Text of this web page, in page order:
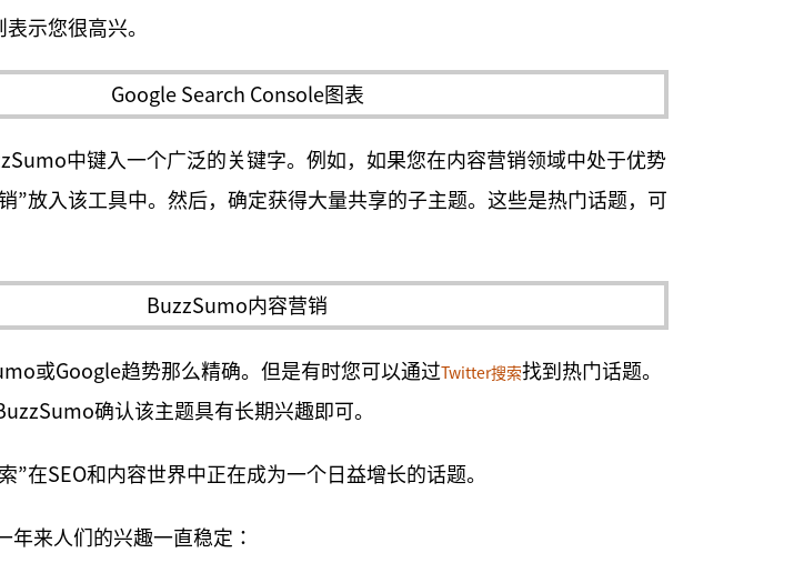
示您很高兴。
中键入一个广泛的关键字。例如，如果您在内容营销领域中处于优势
”放入该工具中。然后，确定获得大量共享的子主题。这些是热门话题，可
或Google趋势那么精确。但是有时您可以通过 Twitter搜索找到热门话题。
确认该主题具有长期兴趣即可。
”在SEO和内容世界中正在成为一个日益增长的话题。
年来人们的兴趣一直稳定：